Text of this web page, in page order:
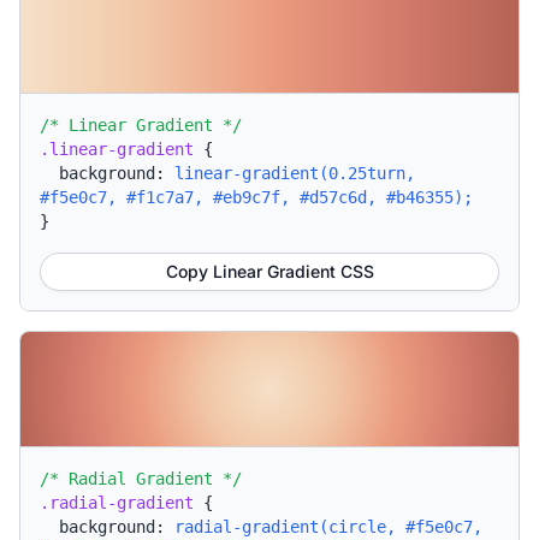
/* Linear Gradient */
.linear-gradient {
background: linear-gradient(0.25turn,
#f5e0c7, #f1c7a7, #eb9c7f, #d57c6d, #b46355);
}
Copy Linear Gradient CSS
/* Radial Gradient */
.radial-gradient {
background:
radial-gradient(circle, #f5e0c7,